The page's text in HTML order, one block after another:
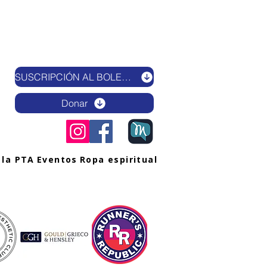
SUSCRIPCIÓN AL BOLETÍN ELECTRÓNICO
Donar
PTA Eventos Ropa espiritual